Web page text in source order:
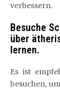
verbessern.
Besuche
über
lernen.
Es ist
besuchen,